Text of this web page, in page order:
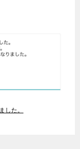
た。